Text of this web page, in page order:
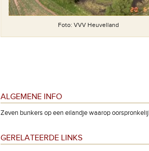
Foto: VVV Heuvelland
ALGEMENE INFO
Zeven bunkers op een eilandje waarop
GERELATEERDE LINKS